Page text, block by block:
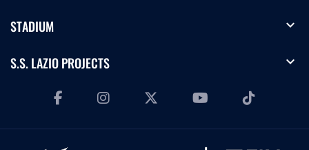
STADIUM expand_more
S.S. LAZIO PROJECTS expand_more